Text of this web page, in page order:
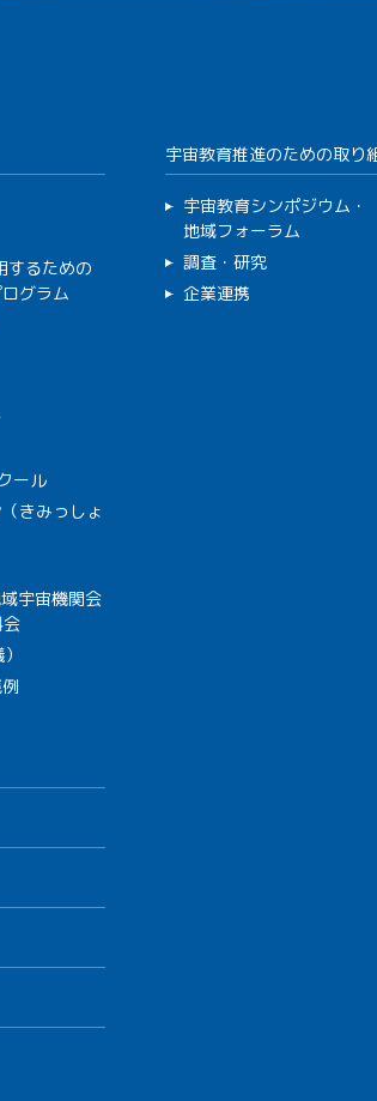
するための
グラム
ール
きみっしょ
宇宙機関会
宇宙教育推進のための取り
宇宙教育シンポジウム・
地域フォーラム
調査・研究
企業連携